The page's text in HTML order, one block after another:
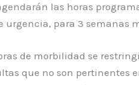
las horas
urgencia, para 3 semanas
de morbilidad se
que no son pertinentes